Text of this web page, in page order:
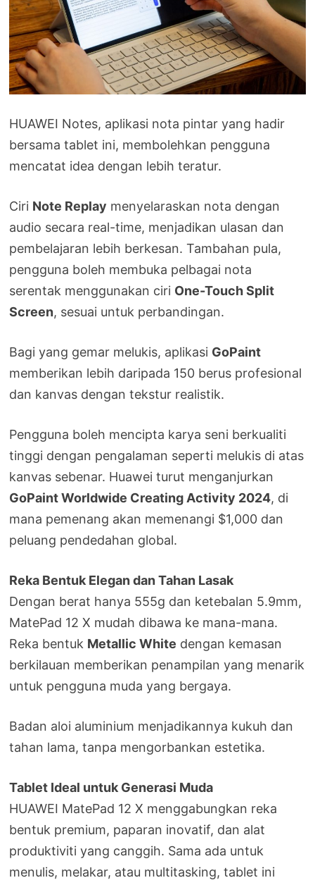
HUAWEI Notes, aplikasi nota pintar yang hadir
bersama tablet ini, membolehkan pengguna
mencatat idea dengan lebih teratur.
Ciri Note Replay menyelaraskan nota dengan
audio secara real-time, menjadikan ulasan dan
pembelajaran lebih berkesan. Tambahan pula,
pengguna boleh membuka pelbagai nota
serentak menggunakan ciri One-Touch Split
Screen, sesuai untuk perbandingan.
Bagi yang gemar melukis, aplikasi GoPaint
memberikan lebih daripada 150 berus profesional
dan kanvas dengan tekstur realistik.
Pengguna boleh mencipta karya seni berkualiti
tinggi dengan pengalaman seperti melukis di atas
kanvas sebenar. Huawei turut menganjurkan
GoPaint Worldwide Creating Activity 2024, di
mana pemenang akan memenangi $1,000 dan
peluang pendedahan global.
Reka Bentuk Elegan dan Tahan Lasak
Dengan berat hanya 555g dan ketebalan 5.9mm,
MatePad 12 X mudah dibawa ke mana-mana.
Reka bentuk Metallic White dengan kemasan
berkilauan memberikan penampilan yang menarik
untuk pengguna muda yang bergaya.
Badan aloi aluminium menjadikannya kukuh dan
tahan lama, tanpa mengorbankan estetika.
Tablet Ideal untuk Generasi Muda
HUAWEI MatePad 12 X menggabungkan reka
bentuk premium, paparan inovatif, dan alat
produktiviti yang canggih. Sama ada untuk
menulis, melakar, atau multitasking, tablet ini